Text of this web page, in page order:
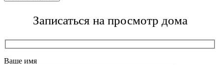
Записаться на просмотр дома
Ваше имя